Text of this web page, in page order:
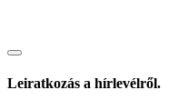
Leiratkozás a hírlevélről.